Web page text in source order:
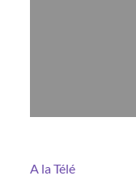
A la Télé